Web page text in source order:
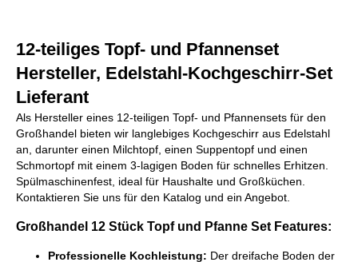
12-teiliges Topf- und Pfannenset
Hersteller, Edelstahl-Kochgeschirr-Set
Lieferant
Als Hersteller eines 12-teiligen Topf- und Pfannensets für den
Großhandel bieten wir langlebiges Kochgeschirr aus Edelstahl
an, darunter einen Milchtopf, einen Suppentopf und einen
Schmortopf mit einem 3-lagigen Boden für schnelles Erhitzen.
Spülmaschinenfest, ideal für Haushalte und Großküchen.
Kontaktieren Sie uns für den Katalog und ein Angebot.
Großhandel 12 Stück Topf und Pfanne Set Features:
Professionelle Kochleistung: Der dreifache Boden der